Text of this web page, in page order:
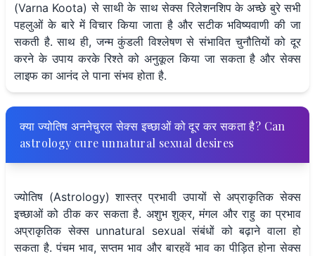
(Varna Koota) से साथी के साथ सेक्स रिलेशनशिप के अच्छे बुरे सभी
पहलुओं के बारे में विचार किया जाता है और सटीक भविष्यवाणी की जा
सकती है. साथ ही, जन्म कुंडली विश्लेषण से संभावित चुनौतियों को दूर
करने के उपाय करके रिश्ते को अनुकूल किया जा सकता है और सेक्स
लाइफ का आनंद ले पाना संभव होता है.
क्या ज्योतिष अननेचुरल सेक्स इच्छाओं को दूर कर सकता है? Can
astrology cure unnatural sexual desires
ज्योतिष (Astrology) शास्त्र प्रभावी उपायों से अप्राकृतिक सेक्स
इच्छाओं को ठीक कर सकता है. अशुभ शुक्र, मंगल और राहु का प्रभाव
अप्राकृतिक सेक्स unnatural sexual संबंधों को बढ़ाने वाला हो
सकता है. पंचम भाव, सप्तम भाव और बारहवें भाव का पीड़ित होना सेक्स